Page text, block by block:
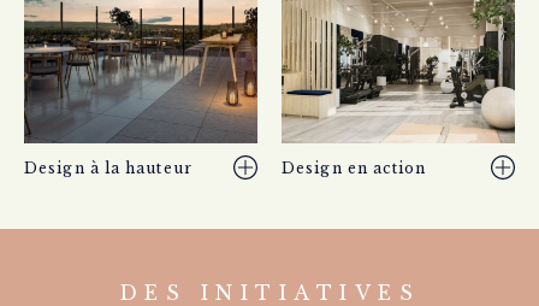
Design à la hauteur Design en action
DES INITIATIVES